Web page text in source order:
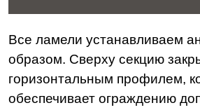
Все ламели устанавливаем
образом. Сверху секцию
горизонтальным профилем,
обеспечивает ограждению